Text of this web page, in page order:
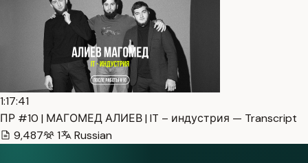
1:17:41
ПР #10 | МАГОМЕД АЛИЕВ | IT – индустрия — Transcript
9,487
1 Russian